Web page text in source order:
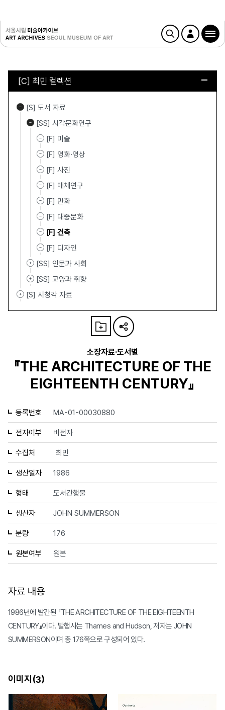
[C] 최민 컬렉션
[S] 도서 자료
[SS] 시각문화연구
[F] 미술
[F] 영화·영상
[F] 사진
[F] 매체연구
[F] 만화
[F] 대중문화
[F] 건축
[F] 디자인
[SS] 인문과 사회
[SS] 교양과 취향
[S] 시청각 자료
소장자료·도서별
『THE ARCHITECTURE OF THE
EIGHTEENTH CENTURY』
등록번호 MA-01-00030880
전자여부 비전자
수집처 최민
생산일자 1986
형태 도서간행물
생산자 JOHN SUMMERSON
분량 176
원본여부 원본
자료 내용
1986년에 발간된 『THE ARCHITECTURE OF THE EIGHTEENTH
CENTURY』이다. 발행사는 Thames and Hudson, 저자는 JOHN
SUMMERSON이며 총 176쪽으로 구성되어 있다.
이미지(3)